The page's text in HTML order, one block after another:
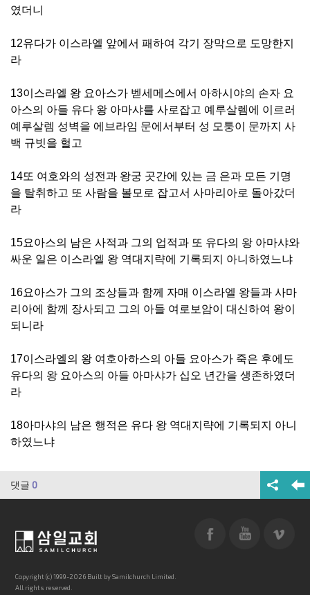
였더니
12유다가 이스라엘 앞에서 패하여 각기 장막으로 도망한지
라
13이스라엘 왕 요아스가 벧세메스에서 아하시야의 손자 요
아스의 아들 유다 왕 아마샤를 사로잡고 예루살렘에 이르러
예루살렘 성벽을 에브라임 문에서부터 성 모퉁이 문까지 사
백 규빗을 헐고
14또 여호와의 성전과 왕궁 곳간에 있는 금 은과 모든 기명
을 탈취하고 또 사람을 볼모로 잡고서 사마리아로 돌아갔더
라
15요아스의 남은 사적과 그의 업적과 또 유다의 왕 아마샤와
싸운 일은 이스라엘 왕 역대지략에 기록되지 아니하였느냐
16요아스가 그의 조상들과 함께 자매 이스라엘 왕들과 사마
리아에 함께 장사되고 그의 아들 여로보암이 대신하여 왕이
되니라
17이스라엘의 왕 여호아하스의 아들 요아스가 죽은 후에도
유다의 왕 요아스의 아들 아마샤가 십오 년간을 생존하였더
라
18아마샤의 남은 행적은 유다 왕 역대지략에 기록되지 아니
하였느냐
댓글 0
Copyright (c) 1999-2026 Built by Samilchurch Limited.
All rights reserved.